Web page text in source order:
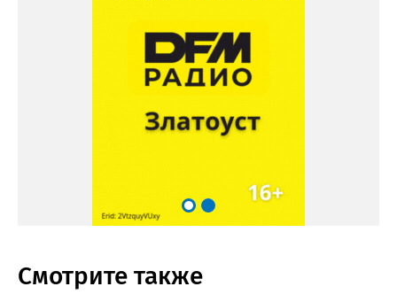
Смотрите также